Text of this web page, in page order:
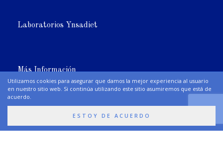
Utilizamos cookies para asegurar que damos la mejor experiencia al usuario
en nuestro sitio web. Si continúa utilizando este sitio asumiremos que está de
acuerdo.
ESTOY DE ACUERDO
Laboratorios Ynsadiet
Más Información